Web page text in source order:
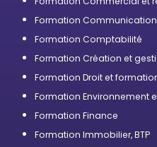
Formation
Formation Comptabilité
Formation Création et
Formation Droit et
Formation Environnement
Formation Finance
Formation Immobilier, BTP